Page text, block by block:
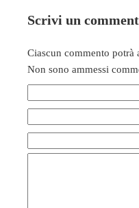
Scrivi un
Ciascun commento potrà
Non sono ammessi